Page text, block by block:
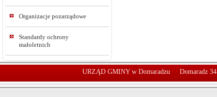
Organizacje pozarządowe
Standardy ochrony
małoletnich
URZĄD GMINY w Domaradzu Domaradz